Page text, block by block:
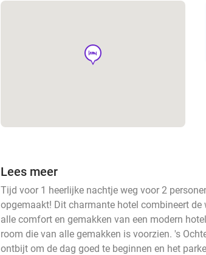
hotel
Lees meer
Tijd voor 1 heerlijke nachtje weg voor 2
opgemaakt! Dit charmante hotel combineert de
alle comfort en gemakken van een modern
room die van alle gemakken is voorzien. 's
ontbijt om de dag goed te beginnen en het